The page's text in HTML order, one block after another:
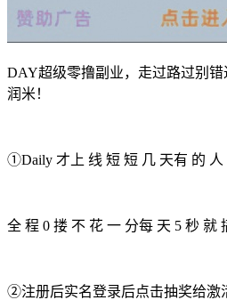
DAY超级零撸副业，走过路过别
润米！
①Daily 才上 线 短 短 几 天有 的 人
全 程 0 搂 不 花 一 分每 天 5 秒 就
②注册后实名登录后点击抽奖给激